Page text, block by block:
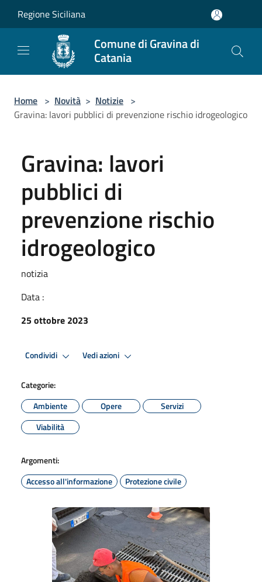
Regione Siciliana
Comune di Gravina di
Catania
Home > Novità > Notizie >
Gravina: lavori pubblici di prevenzione rischio idrogeologico
Gravina: lavori
pubblici di
prevenzione rischio
idrogeologico
notizia
Data :
25 ottobre 2023
Condividi Vedi azioni
Categorie:
Ambiente
Opere
Servizi
Viabilità
Argomenti:
Accesso all'informazione
Protezione civile